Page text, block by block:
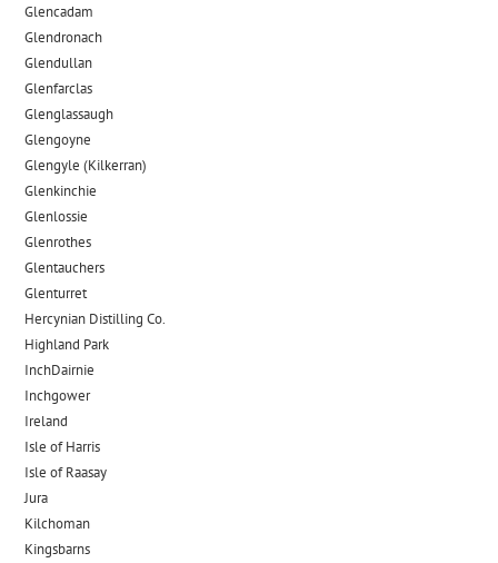
Glencadam
Glendronach
Glendullan
Glenfarclas
Glenglassaugh
Glengoyne
Glengyle (Kilkerran)
Glenkinchie
Glenlossie
Glenrothes
Glentauchers
Glenturret
Hercynian Distilling Co.
Highland Park
InchDairnie
Inchgower
Ireland
Isle of Harris
Isle of Raasay
Jura
Kilchoman
Kingsbarns